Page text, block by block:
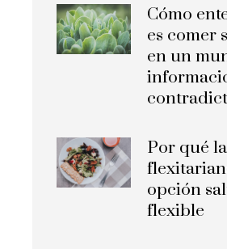
Cómo
es comer
en un
Por qué
opción
flexible